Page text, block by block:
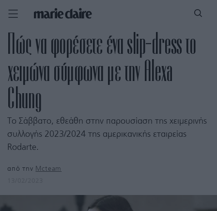
Πώς να φορέσετε ένα slip-dress το
χειμώνα σύμφωνα με την Alexa
Chung
Το Σάββατο, εθεάθη στην παρουσίαση της χειμερινής
συλλογής 2023/2024 της αμερικανικής εταιρείας
Rodarte.
από την Mcteam